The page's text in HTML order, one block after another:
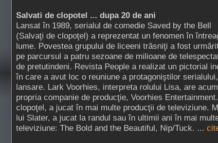
Salvati de clopotel ... dupa 20 de ani
Lansat în 1989, serialul de comedie Saved by the Bell
(Salvaţi de clopoţel) a reprezentat un fenomen în
lume. Povestea grupului de liceeni trăsniţi a fost
pe parcursul a patru sezoane de milioane de
de pretutindeni. Revista People a realizat un pictorial
în care a avut loc o reuniune a protagoniştilor
lansare. Lark Voorhies, interpreta rolului Lisa, are
propria companie de producţie, Voorhies
clopoţel, a jucat în mai multe producţii de televiziune.
lui Slater, a jucat la randul sau în ultimii ani în mai
televiziune: The Bold and the Beautiful, Nip/Tuck. ...